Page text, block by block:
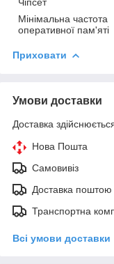
Мінімальна частота
оперативної пам'яті
Приховати
Умови доставки
Доставка
Нова Пошта
Самовивіз
Доставка поштою
Транспортна
Всі умови доставки